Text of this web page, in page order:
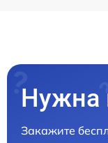
Нужна
Закажите